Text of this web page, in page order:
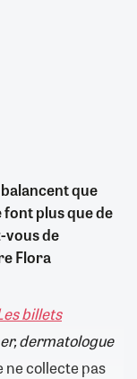
que
font plus que de
vous de
Flora
billets
dermatologue
ne collecte pas